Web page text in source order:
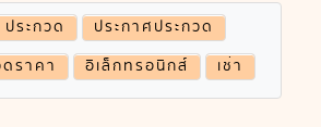
ประกวด
ประกาศประกวด
ราคา
อิเล็กทรอนิกส์ เช่า